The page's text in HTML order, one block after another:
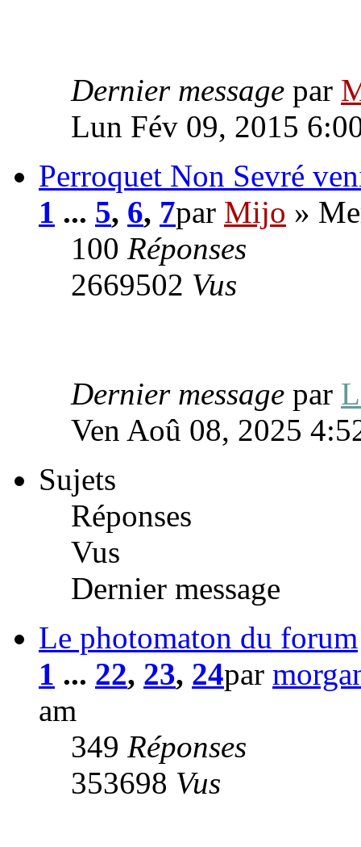
Dernier message par
Lun Fév 09, 2015
Perroquet Non Sevré
1 ... 5, 6, 7par Mijo »
100 Réponses
2669502 Vus
Dernier message par
Ven Aoû 08, 2025
Sujets
Réponses
Vus
Dernier message
Le photomaton du forum
1 ... 22, 23, 24par
am
349 Réponses
353698 Vus